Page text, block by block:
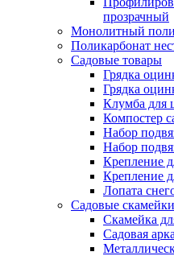
прозрачный
Монолитный
Поликарбонат
Садовые товары
Грядка
Грядка
Клумба для
Компостер
Набор
Набор
Крепление
Крепление
Лопата
Садовые
Скамейка
Садовая